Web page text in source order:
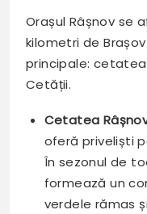
Orașul Râșnov se
kilometri de
principale:
Cetății.
Cetatea
oferă priveliști
În sezonul de
formează un
verdele rămas